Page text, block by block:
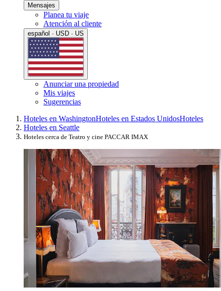
Mensajes
Planea tu viaje
Atención al cliente
español · USD · US
Anunciar una propiedad
Mis viajes
Sugerencias
Hoteles en WashingtonHoteles en Estados UnidosHoteles
Hoteles en Seattle
Hoteles cerca de Teatro y cine PACCAR IMAX